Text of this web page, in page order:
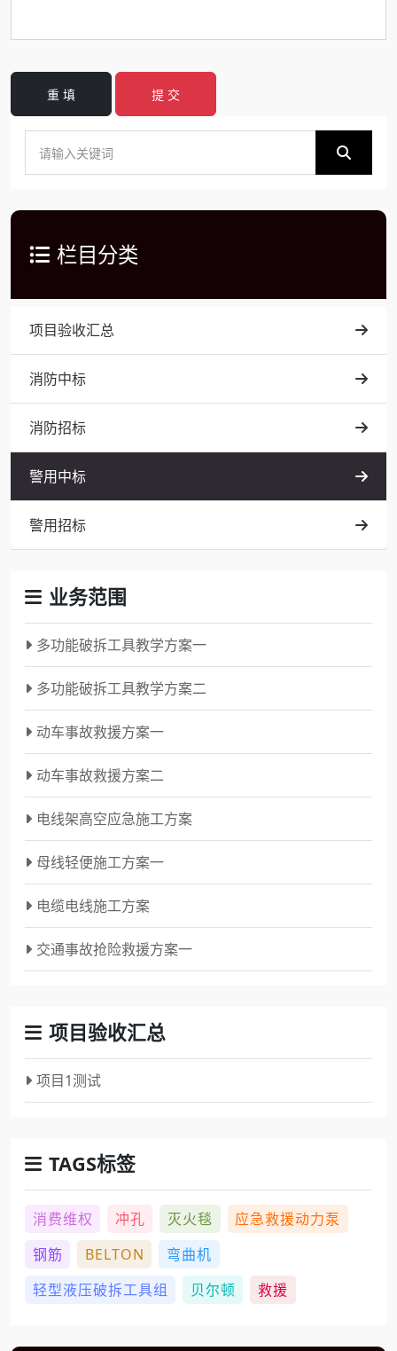
重 填 提 交
栏目分类
项目验收汇总
消防中标
消防招标
警用中标
警用招标
业务范围
多功能破拆工具教学方案一
多功能破拆工具教学方案二
动车事故救援方案一
动车事故救援方案二
电线架高空应急施工方案
母线轻便施工方案一
电缆电线施工方案
交通事故抢险救援方案一
项目验收汇总
项目1测试
TAGS标签
消费维权 冲孔 灭火毯
应急救援动力泵
钢筋
BELTON
弯曲机
轻型液压破拆工具组
贝尔顿 救援